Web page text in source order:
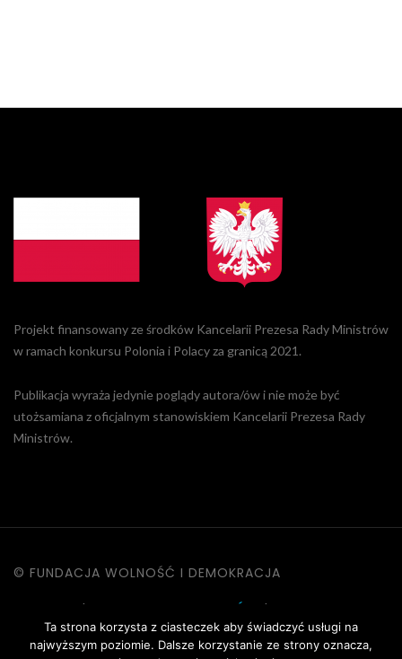
Projekt finansowany ze środków Kancelarii Prezesa Rady Ministrów
w ramach konkursu Polonia i Polacy za granicą 2021.
Publikacja wyraża jedynie poglądy autora/ów i nie może być
utożsamiana z oficjalnym stanowiskiem Kancelarii Prezesa Rady
Ministrów.
© FUNDACJA WOLNOŚĆ I DEMOKRACJA
| POLITYKA PRYWATNOŚCI |
REGULAMIN STRONY
Ta strona korzysta z ciasteczek aby świadczyć usługi na
najwyższym poziomie. Dalsze korzystanie ze strony oznacza,